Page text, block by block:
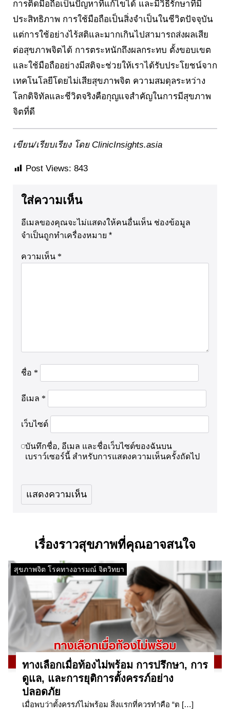
การติดมือถือเป็นปัญหาที่แก้ไขได้ และมีวิธีรักษาที่มี
ประสิทธิภาพ การใช้มือถือเป็นสิ่งจำเป็นในชีวิตปัจจุบัน
แต่การใช้อย่างไร้สติและมากเกินไปสามารถส่งผลเสีย
ต่อสุขภาพจิตได้ การตระหนักถึงผลกระทบ ตั้งขอบเขต
และใช้มือถืออย่างมีสติจะช่วยให้เราได้รับประโยชน์จาก
เทคโนโลยีโดยไม่เสียสุขภาพจิต ความสมดุลระหว่าง
โลกดิจิทัลและชีวิตจริงคือกุญแจสำคัญในการมีสุขภาพ
จิตที่ดี
เขียน/เรียบเรียง โดย ClinicInsights.asia
Post Views: 843
ใส่ความเห็น
อีเมลของคุณจะไม่แสดงให้คนอื่นเห็น ช่องข้อมูล
จำเป็นถูกทำเครื่องหมาย *
ความเห็น *
ชื่อ *
อีเมล *
เว็บไซต์
บันทึกชื่อ, อีเมล และชื่อเว็บไซต์ของฉันบน
เบราว์เซอร์นี้ สำหรับการแสดงความเห็นครั้งถัดไป
เรื่องราวสุขภาพที่คุณอาจสนใจ
สุขภาพจิต โรคทางอารมณ์ จิตวิทยา
ทางเลือกเมื่อท้องไม่พร้อม การปรึกษา, การ
ดูแล, และการยุติการตั้งครรภ์อย่าง
ปลอดภัย
เมื่อพบว่าตั้งครรภ์ไม่พร้อม สิ่งแรกที่ควรทำคือ “ต […]